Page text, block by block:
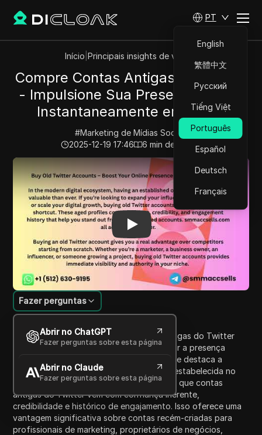
PT
English
繁體中文
Русский
Tiếng Việt
Português
Español
Deutsch
Français
Início Principais insights de vídeos
Compre Contas Antigas do Twitter
- Impulsione Sua Presença Online
Instantaneamente em 2026.
#Marketing de Mídias Sociais
2025-12-19 17:46
6 min de leitura
Play Video:Compre Contas Antigas do Twitter -
Introdução ao Conteúdo
Fazer perguntas
Abrir no ChatGPT
Fazer perguntas sobre esta página
Abrir no Claude
Fazer perguntas sobre esta página
O vídeo promove a compra de contas antigas do Twitter
como uma estratégia eficaz para aumentar a presença
online e a credibilidade em 2025 e 2026. Ele destaca a
importância de ter uma identidade online estabelecida no
moderno ecossistema digital, enfatizando que contas
antigas do Twitter vêm com confiança inerente,
credibilidade e histórico de engajamento. Isso oferece uma
vantagem significativa sobre contas recém-criadas para
profissionais de marketing, proprietários de negócios,